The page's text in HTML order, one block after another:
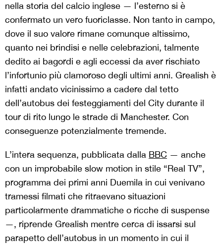
nella storia del calcio inglese — l’esterno si è
confermato un vero fuoriclasse. Non tanto in campo,
dove il suo valore rimane comunque altissimo,
quanto nei brindisi e nelle celebrazioni, talmente
dedito ai bagordi e agli eccessi da aver rischiato
l’infortunio più clamoroso degli ultimi anni. Grealish è
infatti andato vicinissimo a cadere dal tetto
dell’autobus dei festeggiamenti del City durante il
tour di rito lungo le strade di Manchester. Con
conseguenze potenzialmente tremende.
L’intera sequenza, pubblicata dalla BBC — anche
con un improbabile slow motion in stile “Real TV”,
programma dei primi anni Duemila in cui venivano
tramessi filmati che ritraevano situazioni
particolarmente drammatiche o ricche di suspense
—, riprende Grealish mentre cerca di issarsi sul
parapetto dell’autobus in un momento in cui il